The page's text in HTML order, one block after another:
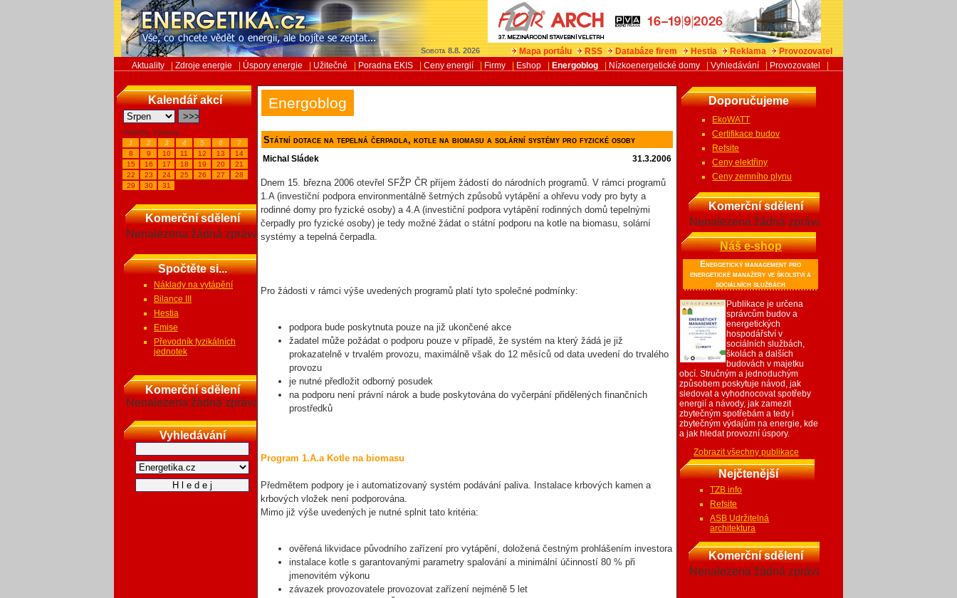
Sobota 8.8. 2026 Mapa portálu RSS Databáze firem Hestia Reklama
Provozovatel
Aktuality
Zdroje energie Úspory energie Užitečné Poradna EKIS Ceny energií Firmy Eshop Energoblog Nízkoenergetické domy Vyhledávání Provozovatel
Kalendář akcí
Veletrhy, Výstavy...
1
2 3 4 5 6
7
8
9 10 11 12 13
14
15
16 17 18 19 20
21
22
23 24 25 26 27
28
29
30 31
Komerční sdělení
Nenalezena žádná zpráva
Spočtěte si...
Náklady na vytápění
Bilance III
Hestia
Emise
Převodník fyzikálních
jednotek
Komerční sdělení
Nenalezena žádná zpráva
Vyhledávání
Energoblog
Státní dotace na tepelná čerpadla, kotle na biomasu a solární systémy pro fyzické osoby
Michal Sládek 31.3.2006
Dnem 15. března 2006 otevřel SFŽP ČR příjem žádostí do národních programů. V rámci programů
1.A (investiční podpora environmentálně šetrných způsobů vytápění a ohřevu vody pro byty a
rodinné domy pro fyzické osoby) a 4.A (investiční podpora vytápění rodinných domů tepelnými
čerpadly pro fyzické osoby) je tedy možné žádat o státní podporu na kotle na biomasu, solární
systémy a tepelná čerpadla.
Pro žádosti v rámci výše uvedených programů platí tyto společné podmínky:
podpora bude poskytnuta pouze na již ukončené akce
žadatel může požádat o podporu pouze v případě, že systém na který žádá je již
prokazatelně v trvalém provozu, maximálně však do 12 měsíců od data uvedení do trvalého
provozu
je nutné předložit odborný posudek
na podporu není právní nárok a bude poskytována do vyčerpání přidělených finančních
prostředků
Program 1.A.a Kotle na biomasu
Předmětem podpory je i automatizovaný systém podávání paliva. Instalace krbových kamen a
krbových vložek není podporována.
Mimo již výše uvedených je nutné splnit tato kritéria:
ověřená likvidace původního zařízení pro vytápění, doložená čestným prohlášením investora
instalace kotle s garantovanými parametry spalování a minimální účinností 80 % při
jmenovitém výkonu
závazek provozovatele provozovat zařízení nejméně 5 let
Doporučujeme
EkoWATT
Certifikace budov
Refsite
Ceny elektřiny
Ceny zemního plynu
Komerční sdělení
Nenalezena žádná zpráva
Náš e-shop
Energetický management pro
energetické manažery ve školství a
sociálních službách
Publikace je určena
správcům budov a
energetických
hospodářství v
sociálních službách,
školách a dalších
budovách v majetku
obcí. Stručným a jednoduchým
způsobem poskytuje návod, jak
sledovat a vyhodnocovat spotřeby
energií a návody, jak zamezit
zbytečným spotřebám a tedy i
zbytečným výdajům na energie, kde
a jak hledat provozní úspory.
Zobrazit všechny publikace
Nejčtenější
TZB info
Refsite
ASB Udržitelná
architektura
Komerční sdělení
Nenalezena žádná zpráva